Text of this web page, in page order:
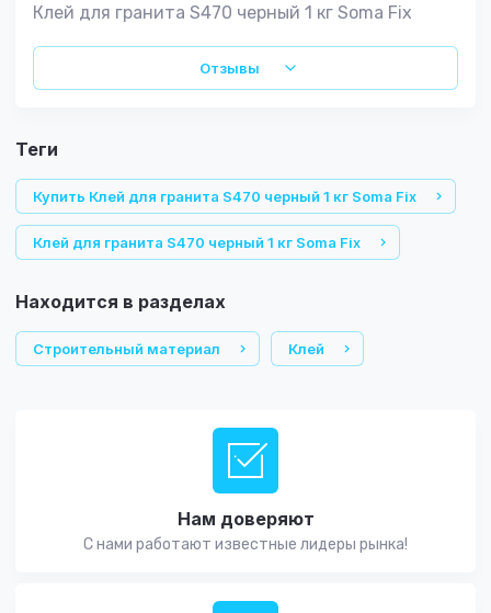
Клей для гранита S470 черный 1 кг Soma Fix
Отзывы
теги
Купить Клей для гранита S470 черный 1 кг Soma Fix
Клей для гранита S470 черный 1 кг Soma Fix
Находится в разделах
Строительный материал Клей
Нам доверяют
С нами работают известные лидеры рынка!